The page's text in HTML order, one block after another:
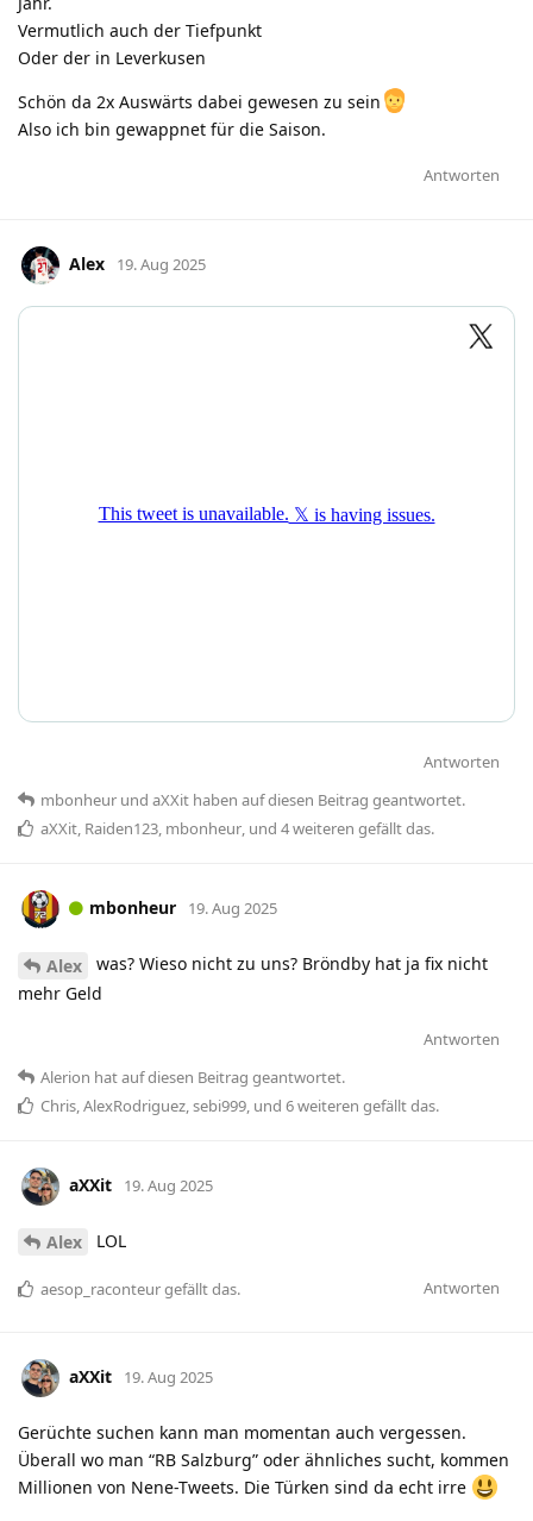
Vermutlich auch der Tiefpunkt
Oder der in Leverkusen
Schön da 2x Auswärts dabei gewesen zu sein
Also ich bin gewappnet für die Saison.
Antworten
Alex 19. Aug 2025
Antworten
mbonheur und aXXit haben auf diesen Beitrag geantwortet.
aXXit, Raiden123, mbonheur, und 4weiteren gefällt das.
mbonheur 19. Aug 2025
Alex
was? Wieso nicht zu uns? Bröndby hat ja fix nicht
mehr Geld
Antworten
Alerion hatauf diesen Beitrag geantwortet.
Chris,AlexRodriguez,sebi999, und 6weiteren gefällt das.
aXXit 19. Aug 2025
Alex LOL
Antworten
aesop_raconteurgefällt das.
aXXit 19. Aug 2025
Gerüchte suchen kann man momentan auch vergessen.
Überall wo man “RB Salzburg” oder ähnliches sucht, kommen
Millionen von Nene-Tweets. Die Türken sind da echt irre